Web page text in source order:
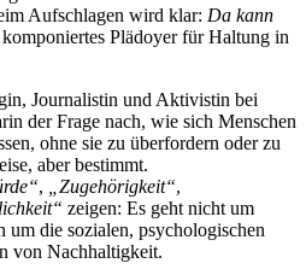
Aufschlagen wird klar: Da kann
Plädoyer für Haltung in
Journalistin und Aktivistin bei
der Frage nach, wie sich Menschen
ohne sie zu überfordern oder zu
aber bestimmt.
, „Zugehörigkeit“,
zeigen: Es geht nicht um
um die sozialen, psychologischen
von Nachhaltigkeit.